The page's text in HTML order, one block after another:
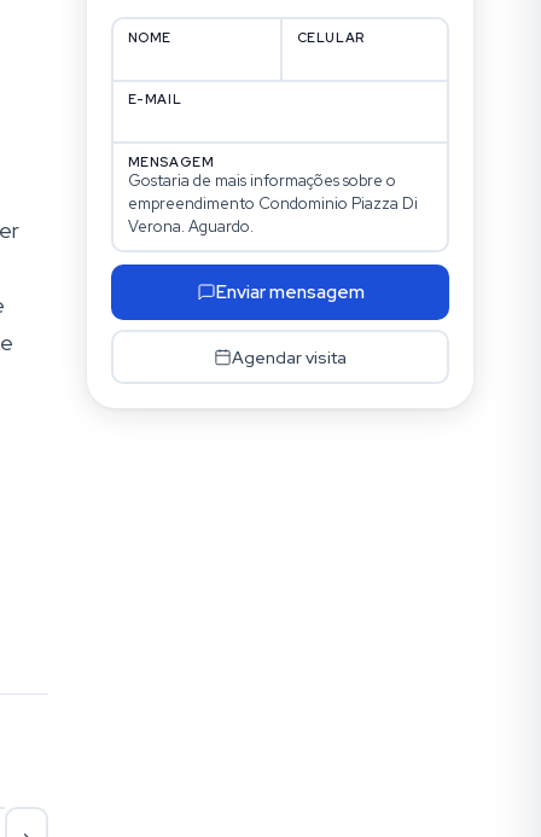
NOME CELULAR
E-MAIL
MENSAGEM
Enviar mensagem
Agendar visita